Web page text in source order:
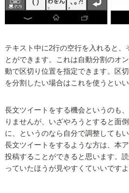
テキスト中に2行の空行を入れると、
とができます。これは自動分割のオ
動で区切り位置を指定できます。区
を分割したい場合はこれを使うといい
長文ツイートをする機会というのも
りませんが、いざやろうとすると面
に、というのなら自分で調整しても
長文ツイートをするような方は、本
投稿することができると思います。
っていたほうが見やすくていいですよ